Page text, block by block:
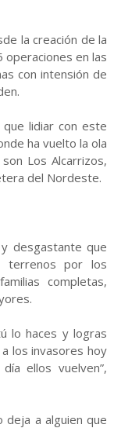
la creación de la
operaciones en las
con intensión de
que lidiar con este
ha vuelto la ola
Los Alcarrizos,
del Nordeste.
desgastante que
terrenos por los
completas,
lo haces y logras
los invasores hoy
ellos vuelven”,
deja a alguien que